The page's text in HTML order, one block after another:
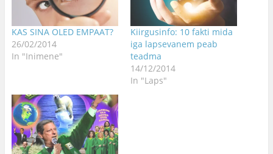
KAS SINA OLED EMPAAT?
26/02/2014
In "Inimene"
Kiirgusinfo: 10 fakti mida
iga lapsevanem peab
teadma
14/12/2014
In "Laps"